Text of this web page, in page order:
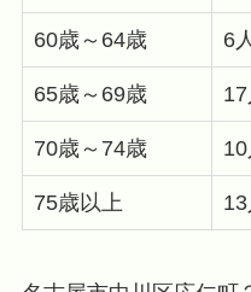
60歳～64歳 6
65歳～69歳 17
70歳～74歳 10
75歳以上 13